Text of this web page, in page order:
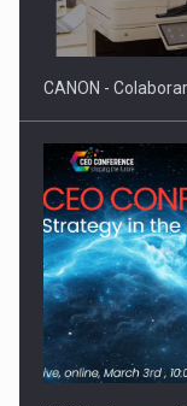
reglementari…
Proteinmaxxing
CANON -